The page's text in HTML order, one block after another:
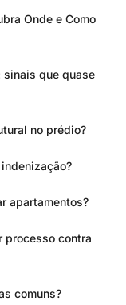
Onde e Como
sinais que quase
no prédio?
apartamentos?
processo contra
comuns?